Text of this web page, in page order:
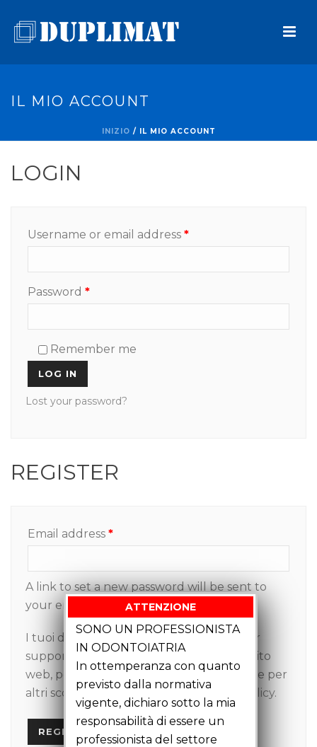
IL MIO ACCOUNT
INIZIO / IL MIO ACCOUNT
LOGIN
Username or email address *
Password *
Remember me
LOG IN
Lost your password?
REGISTER
Email address *
A link to set a new password will be sent to
your email address.
I tuoi dati personali verranno utilizzati per
supportare la tua esperienza su questo sito
web, per gestire l'accesso al tuo account e per
altri scopi descritti nella nostra privacy policy.
REGISTER
ATTENZIONE
SONO UN PROFESSIONISTA
IN ODONTOIATRIA
In ottemperanza con quanto
previsto dalla normativa
vigente, dichiaro sotto la mia
responsabilità di essere un
professionista del settore